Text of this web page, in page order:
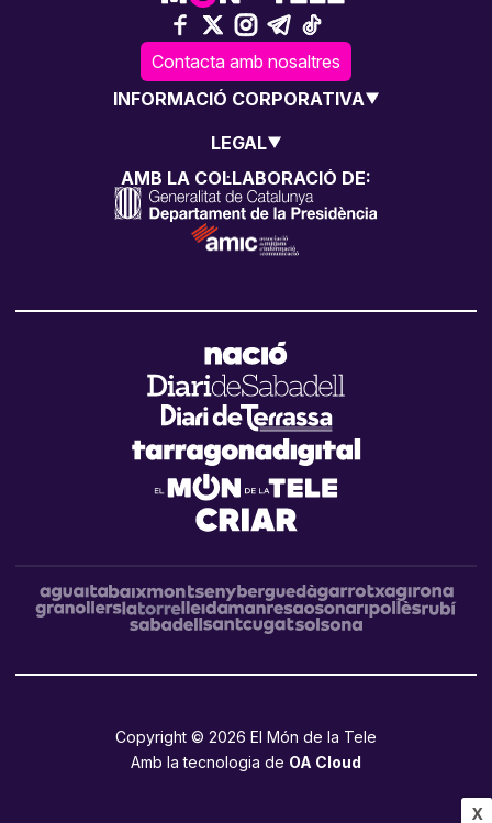
X
Contacta amb nosaltres
INFORMACIÓ CORPORATIVA
LEGAL
AMB LA COL·LABORACIÓ DE:
Copyright © 2026 El Món de la Tele
Amb la tecnologia de OA Cloud